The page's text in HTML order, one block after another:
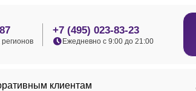
+7 (495) 023-83-23
Ежедневно с 9:00 до 21:00
клиентам